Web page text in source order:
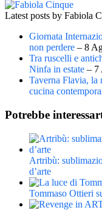
Latest posts by Fabiola
Giornata
non perdere – 8
Tra ruscelli e
Ninfa in estate – 7
Taverna Flavia, la
cucina
Potrebbe
Artribù:
d’arte
Tommaso Ottieri